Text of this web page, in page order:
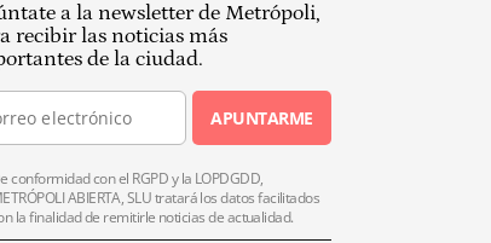
a la newsletter de Metrópoli,
recibir las noticias más
de la ciudad.
APUNTARME
conformidad con el RGPD y la LOPDGDD,
ABIERTA, SLU tratará los datos facilitados
la finalidad de remitirle noticias de actualidad.